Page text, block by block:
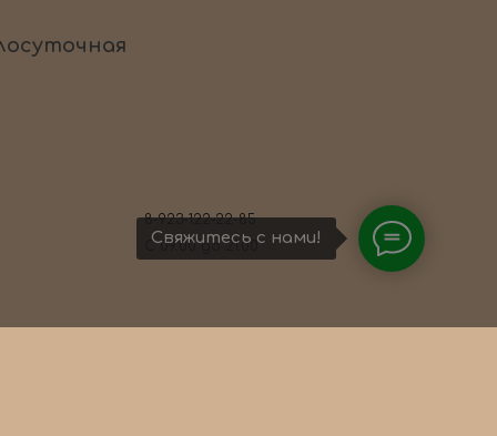
Свяжитесь с нами!
8-923-122-22-85
С 09:00 до 21:00